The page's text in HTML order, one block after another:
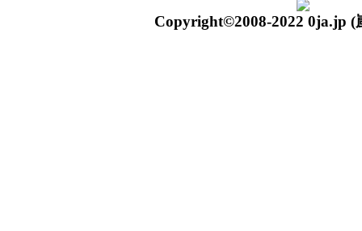
Copyright©2008-2022 0ja.jp (